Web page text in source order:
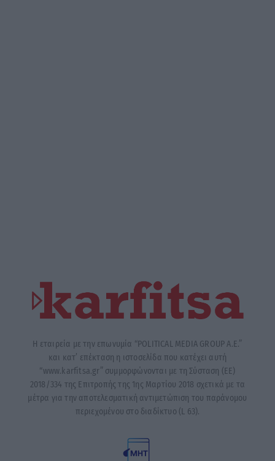
Η εταιρεία με την επωνυμία “POLITICAL MEDIA GROUP A.E.”
και κατ’ επέκταση η ιστοσελίδα που κατέχει αυτή
“www.karfitsa.gr” συμμορφώνονται με τη Σύσταση (ΕΕ)
2018/334 της Επιτροπής της 1ης Μαρτίου 2018 σχετικά με τα
μέτρα για την αποτελεσματική αντιμετώπιση του παράνομου
περιεχομένου στο διαδίκτυο (L 63).